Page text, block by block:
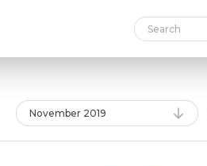
November 2019